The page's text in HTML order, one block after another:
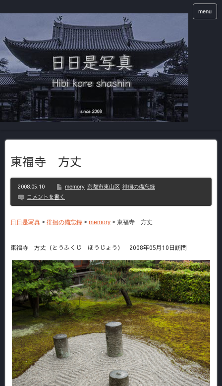
menu
東福寺 方丈
2008.05.10 memory 京都市東山区 徘徊の備忘録
コメントを書く
日日是写真 > 徘徊の備忘録 > memory > 東福寺 方丈
東福寺 方丈（とうふくじ ほうじょう） 2008年05月10日訪問